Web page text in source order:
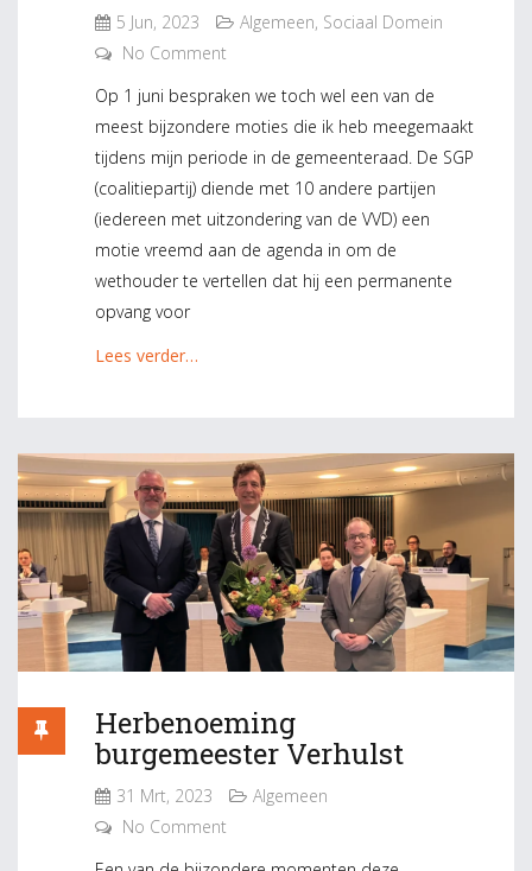
5 Jun, 2023 Algemeen, Sociaal Domein
No Comment
Op 1 juni bespraken we toch wel een van de
meest bijzondere moties die ik heb meegemaakt
tijdens mijn periode in de gemeenteraad. De SGP
(coalitiepartij) diende met 10 andere partijen
(iedereen met uitzondering van de VVD) een
motie vreemd aan de agenda in om de
wethouder te vertellen dat hij een permanente
opvang voor
Lees verder…
Herbenoeming
burgemeester Verhulst
31 Mrt, 2023
Algemeen
No Comment